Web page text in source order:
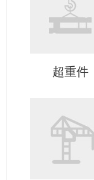
超重件